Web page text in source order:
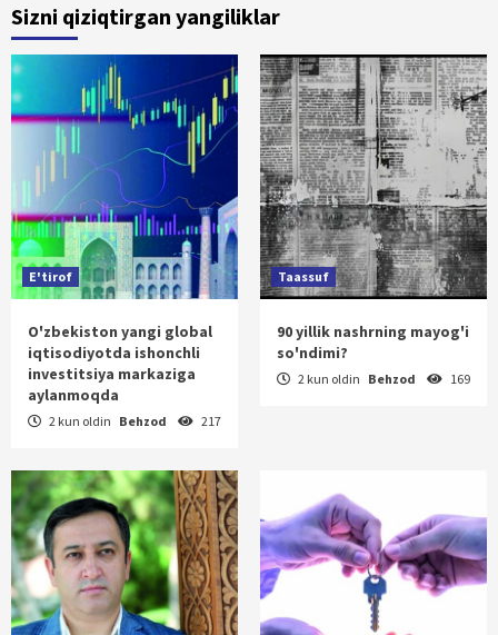
Sizni qiziqtirgan yangiliklar
E'tirof
O'zbekiston yangi global
iqtisodiyotda ishonchli
investitsiya markaziga
aylanmoqda
2 kun oldin Behzod 217
Taassuf
90 yillik nashrning mayog'i
so'ndimi?
2 kun oldin Behzod 169